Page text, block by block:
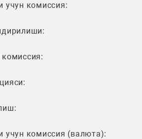
учун комиссия:
учун комиссия (валюта):